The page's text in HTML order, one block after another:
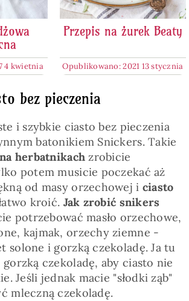
4 kwietnia
Przepis na żurek Beaty
Opublikowano: 2021 13 stycznia
bez pieczenia
i szybkie ciasto bez pieczenia
batonikiem Snickers. Takie
herbatnikach zrobicie
potem musicie poczekać aż
od masy orzechowej i ciasto
kroić. Jak zrobić snikers
potrzebować masło orzechowe,
kajmak, orzechy ziemne -
solone i gorzką czekoladę. Ja tu
gorzką czekoladę, aby ciasto nie
Jeśli jednak macie "słodki ząb"
mleczną czekoladę.